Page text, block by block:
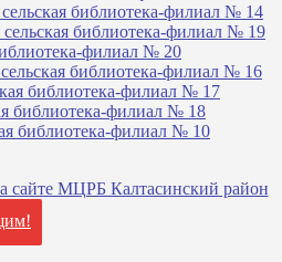
библиотека-филиал № 14
библиотека-филиал № 19
филиал № 20
библиотека-филиал № 16
библиотека-филиал № 17
библиотека-филиал № 18
библиотека-филиал № 10